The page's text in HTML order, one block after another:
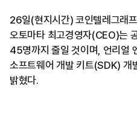
26일(현지시간) 코인텔레그래
오토마타 최고경영자(CEO)는
45명까지 줄일 것이며, 언리얼
소프트웨어 개발 키트(SDK) 개
밝혔다.